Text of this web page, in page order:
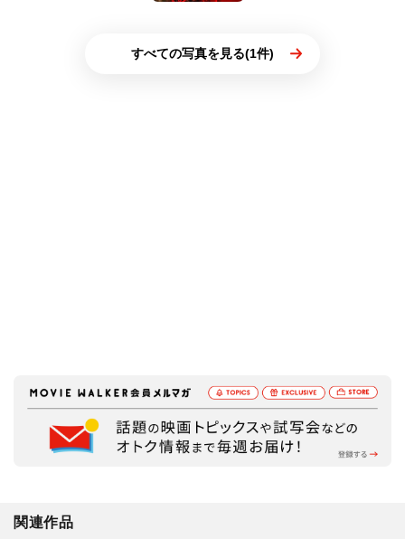
すべての写真を見る(1件)
関連作品